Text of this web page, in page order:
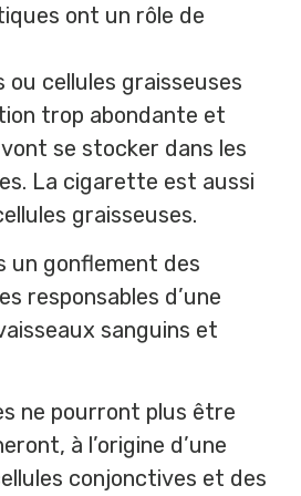
ont un rôle de
ou cellules graisseuses
trop abondante et
se stocker dans les
La cigarette est aussi
graisseuses.
un gonflement des
responsables d’une
sanguins et
ne pourront plus être
à l’origine d’une
conjonctives et des